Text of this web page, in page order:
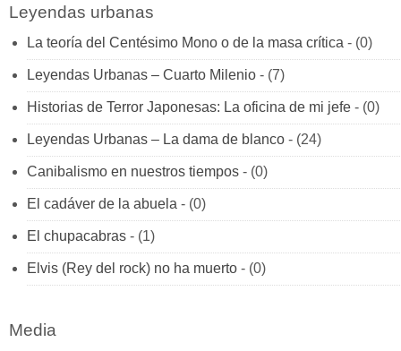
Leyendas urbanas
La teoría del Centésimo Mono o de la masa crítica - (0)
Leyendas Urbanas – Cuarto Milenio - (7)
Historias de Terror Japonesas: La oficina de mi jefe - (0)
Leyendas Urbanas – La dama de blanco - (24)
Canibalismo en nuestros tiempos - (0)
El cadáver de la abuela - (0)
El chupacabras - (1)
Elvis (Rey del rock) no ha muerto - (0)
Media